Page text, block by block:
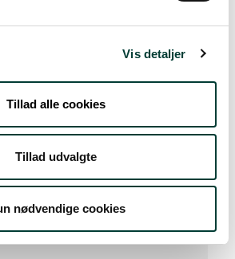
Vis detaljer
Tillad alle cookies
Tillad udvalgte
nødvendige cookies
(maks. 1 %)
stigning (maks. 5 %)
(maks. 8 %)
(over 8 %)